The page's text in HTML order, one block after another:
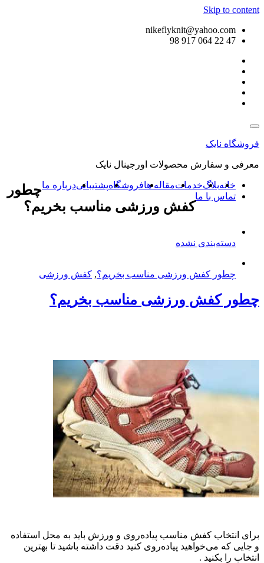
Skip to content
nikeflyknit@yahoo.com
47 22 064 917 98
فروشگاه نایک
معرفی و سفارش محصولات اورجینال نایک
خانهبلاگخدماتمقاله هافروشگاهپشتیبانیدرباره ما
تماس با ما
چطور
کفش ورزشی مناسب بخریم؟
دسته‌بندی نشده
چطور کفش ورزشی مناسب بخریم؟, کفش ورزشی
چطور کفش ورزشی مناسب بخریم؟
برای انتخاب كفش مناسب پیاده‌روی و ورزش باید به محل استفاده
و جایی كه می‌‌خواهید پیاده‌روی كنید دقت داشته باشید تا بهترین
انتخاب را بكنید .